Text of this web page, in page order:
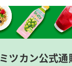
ミツカン公式通